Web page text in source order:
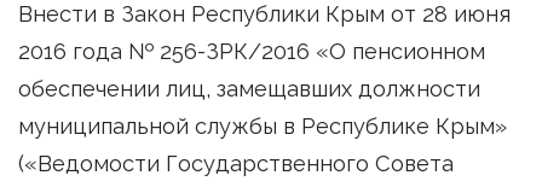
Внести в Закон Республики Крым от 28 июня
2016 года № 256-ЗРК/2016 «О пенсионном
обеспечении лиц, замещавших должности
муниципальной службы в Республике Крым»
(«Ведомости Государственного Совета